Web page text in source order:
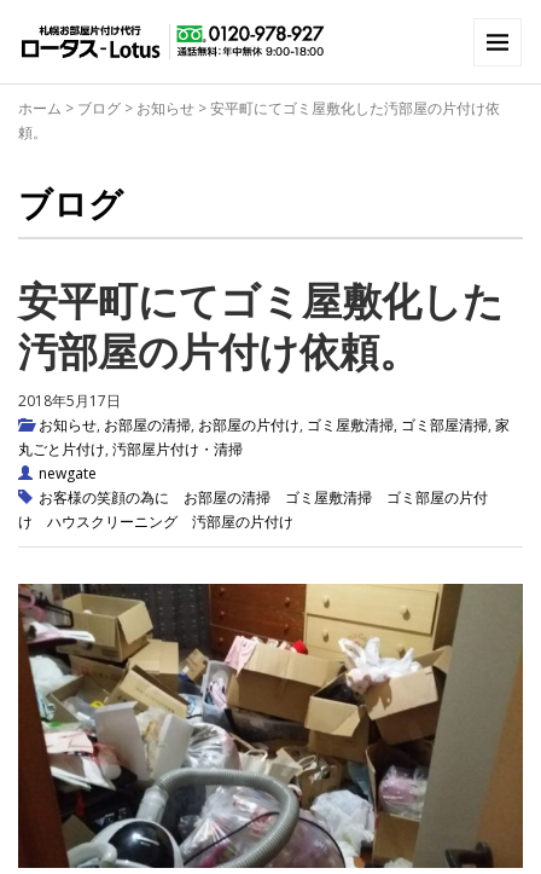
ホーム > ブログ > お知らせ >安平町にてゴミ屋敷化した汚部屋の片付け依
頼。
ブログ
安平町にてゴミ屋敷化した
汚部屋の片付け依頼。
2018年5月17日
お知らせ, お部屋の清掃, お部屋の片付け, ゴミ屋敷清掃, ゴミ部屋清掃, 家
丸ごと片付け, 汚部屋片付け・清掃
newgate
お客様の笑顔の為に
お部屋の清掃 ゴミ屋敷清掃
ゴミ部屋の片付
け
ハウスクリーニング 汚部屋の片付け